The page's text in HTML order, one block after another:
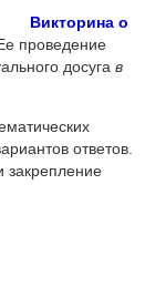
Викторина о
проведение
досуга в
ответов.
закрепление